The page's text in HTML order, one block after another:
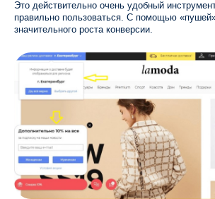
Это действительно очень удобный
правильно пользоваться. С помощью
значительного роста конверсии.